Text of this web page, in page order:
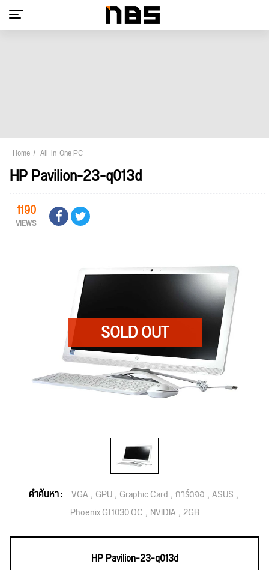
Home All-in-One PC
HP Pavilion-23-q013d
1190
VIEWS
คำค้นหา : VGA GPU Graphic Card การ์ดจอ ASUS
Phoenix GT1030 OC NVIDIA 2GB
HP Pavilion-23-q013d